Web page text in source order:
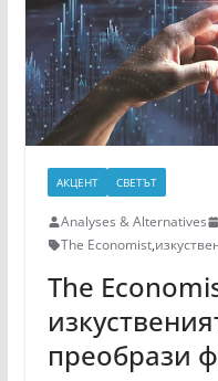
АКЦЕНТ СВЕТЪТ
Analyses & Alternatives
The Economist,
The
преобрази